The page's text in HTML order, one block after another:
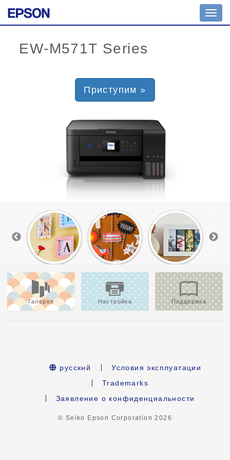
Приступим »
Галерея Настройка Поддержка
русскнй
Условия эксплуатации
Trademarks
Заявление о конфиденциальности
© Seiko Epson Corporation2026